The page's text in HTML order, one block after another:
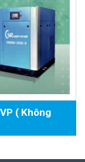
( Không